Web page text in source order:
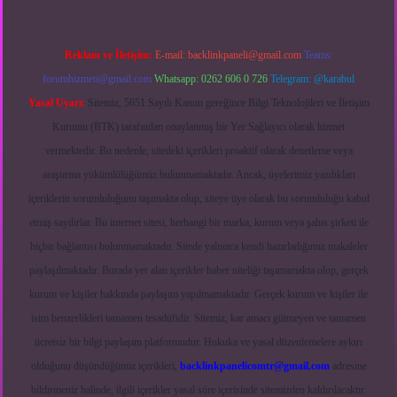
Reklam ve İletişim: E-mail: backlinkpaneli@gmail.com Teams:
forumhizmeti@gmail.com Whatsapp: 0262 606 0 726 Telegram: @karabul
Yasal Uyarı: Sitemiz, 5651 Sayılı Kanun gereğince Bilgi Teknolojileri ve İletişim
Kurumu (BTK) tarafından onaylanmış bir Yer Sağlayıcı olarak hizmet
vermektedir. Bu nedenle, sitedeki içerikleri proaktif olarak denetleme veya
araştırma yükümlülüğümüz bulunmamaktadır. Ancak, üyelerimiz yazdıkları
içeriklerin sorumluluğunu taşımakta olup, siteye üye olarak bu sorumluluğu kabul
etmiş sayılırlar. Bu internet sitesi, herhangi bir marka, kurum veya şahıs şirketi ile
hiçbir bağlantısı bulunmamaktadır. Sitede yalnızca kendi hazırladığımız makaleler
paylaşılmaktadır. Burada yer alan içerikler haber niteliği taşımamakta olup, gerçek
kurum ve kişiler hakkında paylaşım yapılmamaktadır. Gerçek kurum ve kişiler ile
isim benzerlikleri tamamen tesadüfidir. Sitemiz, kar amacı gütmeyen ve tamamen
ücretsiz bir bilgi paylaşım platformudur. Hukuka ve yasal düzenlemelere aykırı
olduğunu düşündüğünüz içerikleri, backlinkpanelicomtr@gmail.comadresine
bildirmeniz halinde, ilgili içerikler yasal süre içerisinde sitemizden kaldırılacaktır.